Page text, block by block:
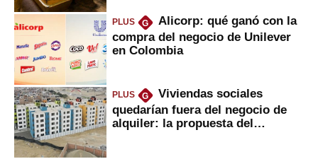
PLUS G
Alicorp: qué ganó con la
compra del negocio de Unilever
en Colombia
PLUS G
Viviendas sociales
quedarían fuera del negocio de
alquiler: la propuesta del